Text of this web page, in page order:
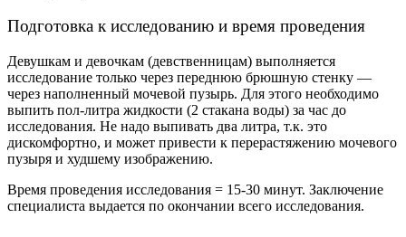
Подготовка к исследованию и время проведения
Девушкам и девочкам (девственницам) выполняется
исследование только через переднюю брюшную стенку —
через наполненный мочевой пузырь. Для этого необходимо
выпить пол-литра жидкости (2 стакана воды) за час до
исследования. Не надо выпивать два литра, т.к. это
дискомфортно, и может привести к перерастяжению мочевого
пузыря и худшему изображению.
Время проведения исследования = 15-30 минут. Заключение
специалиста выдается по окончании всего исследования.